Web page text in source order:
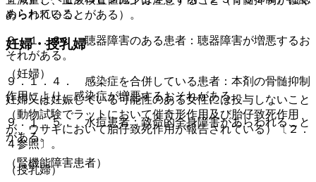
められている。
妊婦・授乳婦
（妊婦）
妊婦又は妊娠している可能性のある女性には投与しないこと
（動物試験でラットにおいて催奇形作用及び胎仔致死作用
が、ウサギにおいて胎仔致死作用が報告されている）〔２．
４参照〕。
（授乳婦）
あらわれることがある）。
９．１．３． 聴器障害のある患者：聴器障害が増悪するお
それがある。
９．１．４． 感染症を合併している患者：本剤の骨髄抑制
作用により、感染症が増悪するおそれがある。
９．１．５． 水痘患者：致命的全身障害があらわれること
がある。
（腎機能障害患者）